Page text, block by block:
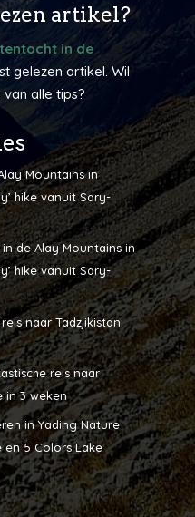
artikel?
in de
gelezen artikel. Wil
alle tips?
Mountains in
hike vanuit Sary-
de Alay Mountains in
hike vanuit Sary-
naar Tadzjikistan:
reis naar
in 3 weken
in Yading Nature
en 5 Colors Lake